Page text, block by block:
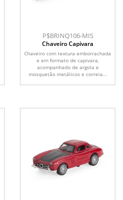
P$BRINQ106-MIS
Chaveiro Capivara
Chaveiro com textura emborrachada
e em formato de capivara,
acompanhado de argola e
mosquetão metálicos e correia...